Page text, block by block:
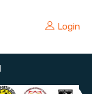
Login